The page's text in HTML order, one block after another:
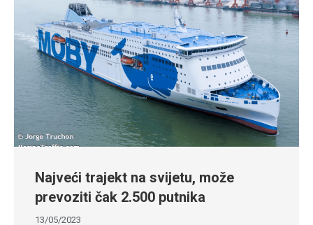
Najveći trajekt na svijetu, može
prevoziti čak 2.500 putnika
13/05/2023